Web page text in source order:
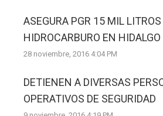
ASEGURA PGR 15 MIL LITROS
HIDROCARBURO EN HIDALGO
28 noviembre, 2016 4:04 PM
DETIENEN A DIVERSAS
OPERATIVOS DE SEGURIDAD